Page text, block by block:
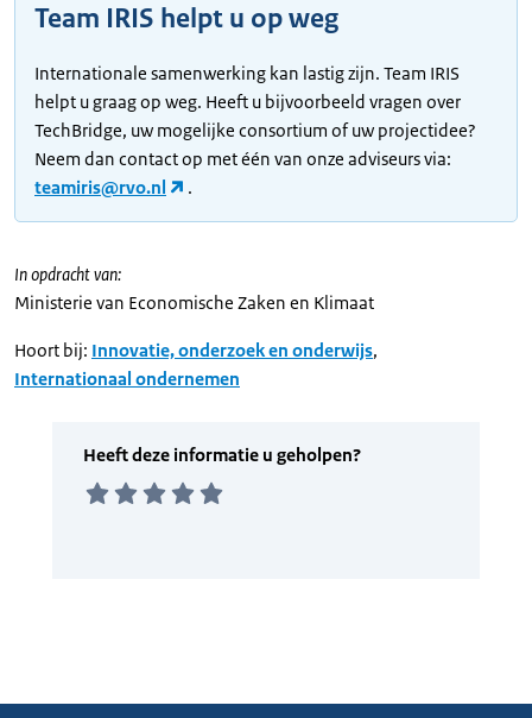
Team IRIS helpt u op weg
Internationale samenwerking kan lastig zijn. Team IRIS
helpt u graag op weg. Heeft u bijvoorbeeld vragen over
TechBridge, uw mogelijke consortium of uw projectidee?
Neem dan contact op met één van onze adviseurs via:
teamiris@rvo.nl
.
In opdracht van:
Ministerie van Economische Zaken en Klimaat
Hoort bij: Innovatie, onderzoek en onderwijs,
Internationaal ondernemen